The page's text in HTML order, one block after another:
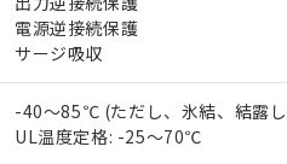
電源逆接続保護
サージ吸収
-40～85℃ (ただし、氷結、結露
UL温度定格: -25～70℃
在庫状況およ
のであり、閲
い。
鉛(Pb) 1000ppm以下、 水
六価クロム(Cr(Ⅵ))
フタル酸エステル類の４
「－」：未確認です
Pb(鉛) :1000ppm、 Hg(水
Cr(Ⅵ)(六価クロム) :
DBP(フタル酸ジブチル) :
DEHP(フタル酸ビス(2-エ
当社は規制貨
ます。
当社は貴社製
○ 一定数以上